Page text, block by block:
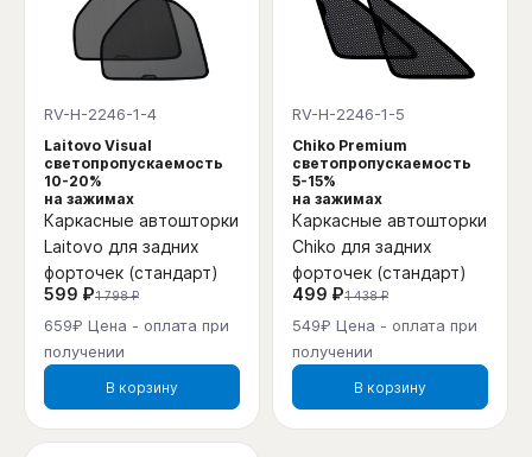
RV-H-2246-1-4
Laitovo Visual
светопропускаемость
10-20%
на зажимах
Каркасные автошторки
Laitovo для задних
форточек (стандарт)
599 ₽1 798 ₽
659₽ Цена - оплата при
получении
В корзину
RV-H-2246-1-5
Chiko Premium
светопропускаемость
5-15%
на зажимах
Каркасные автошторки
Chiko для задних
форточек (стандарт)
499 ₽1 438 ₽
549₽ Цена - оплата при
получении
В корзину